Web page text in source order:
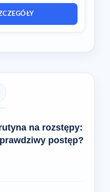
na rozstępy:
postęp?